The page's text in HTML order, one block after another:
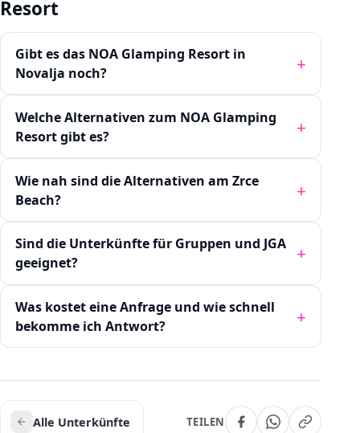
Resort
Gibt es das NOA Glamping Resort in
Novalja noch?
Welche Alternativen zum NOA Glamping
Resort gibt es?
Wie nah sind die Alternativen am Zrce
Beach?
Sind die Unterkünfte für Gruppen und JGA
geeignet?
Was kostet eine Anfrage und wie schnell
bekomme ich Antwort?
Alle Unterkünfte TEILEN